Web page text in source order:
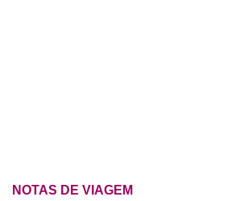
NOTAS DE VIAGEM